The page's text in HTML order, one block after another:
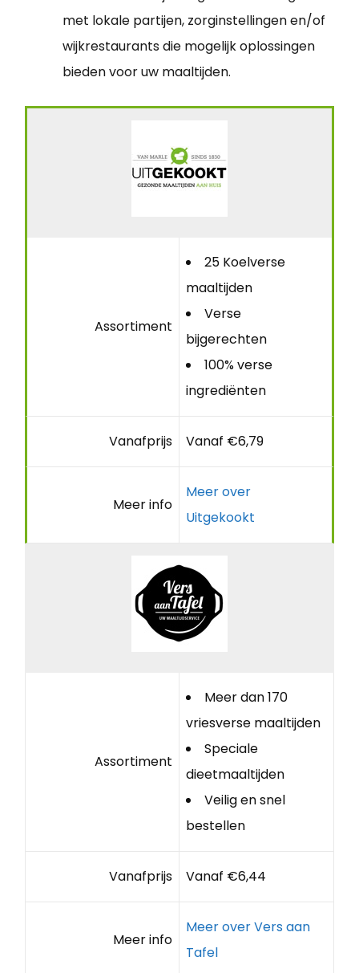
met lokale partijen, zorginstellingen en/of
wijkrestaurants die mogelijk oplossingen
bieden voor uw maaltijden.
Assortiment
25 Koelverse
maaltijden
Verse
bijgerechten
100% verse
ingrediënten
Vanafprijs Vanaf €6,79
Meer info
Meer over
Uitgekookt
Assortiment
Meer dan 170
vriesverse maaltijden
Speciale
dieetmaaltijden
Veilig en snel
bestellen
Vanafprijs Vanaf €6,44
Meer info
Meer over Vers aan
Tafel